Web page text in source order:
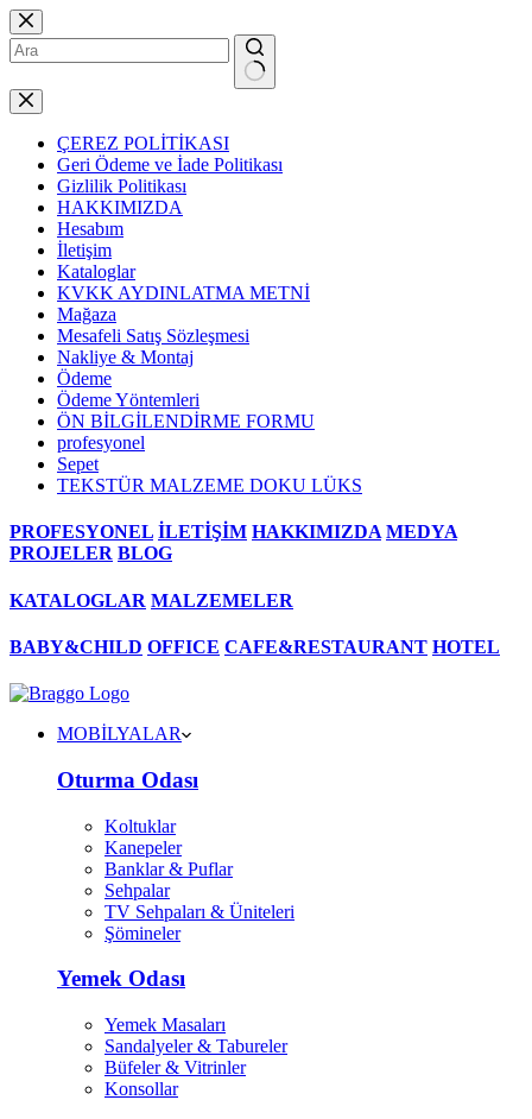
Skip
to
content
No
results
ÇEREZ POLİTİKASI
Geri Ödeme ve İade Politikası
Gizlilik Politikası
HAKKIMIZDA
Hesabım
İletişim
Kataloglar
KVKK AYDINLATMA METNİ
Mağaza
Mesafeli Satış Sözleşmesi
Nakliye & Montaj
Ödeme
Ödeme Yöntemleri
ÖN BİLGİLENDİRME FORMU
profesyonel
Sepet
TEKSTÜR MALZEME DOKU LÜKS
PROFESYONEL İLETİŞİM HAKKIMIZDA MEDYA
PROJELER BLOG
KATALOGLAR MALZEMELER
BABY&CHILD OFFICE CAFE&RESTAURANT HOTEL
MOBİLYALAR
Oturma Odası
Koltuklar
Kanepeler
Banklar & Puflar
Sehpalar
TV Sehpaları & Üniteleri
Şömineler
Yemek Odası
Yemek Masaları
Sandalyeler & Tabureler
Büfeler & Vitrinler
Konsollar